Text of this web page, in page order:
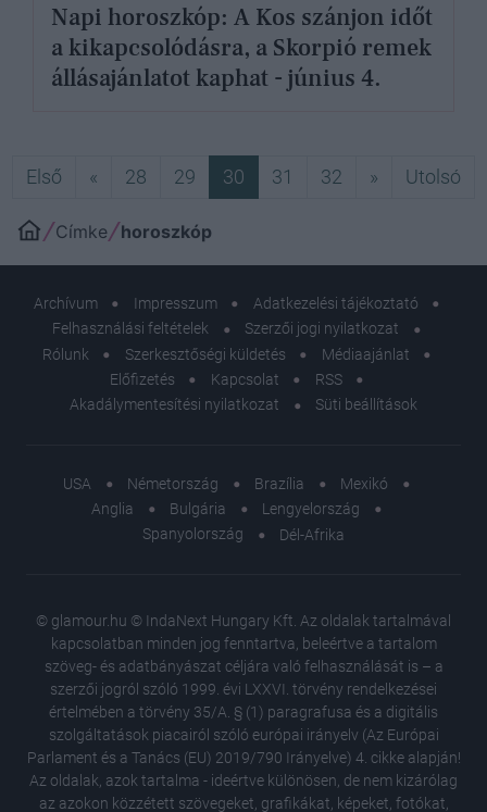
Napi horoszkóp: A Kos szánjon időt
a kikapcsolódásra, a Skorpió remek
állásajánlatot kaphat - június 4.
Első Első
« Előző
28 29 30 31 32 » Következő
Utolsó
Címke horoszkóp
Archívum Impresszum
Adatkezelési tájékoztató
Felhasználási feltételek
Szerzői jogi nyilatkozat
Rólunk
Szerkesztőségi küldetés
Médiaajánlat
Előfizetés
Kapcsolat
RSS
Akadálymentesítési nyilatkozat
Süti beállítások
USA Németország Brazília
Mexikó
Anglia
Bulgária
Lengyelország
Spanyolország
Dél-Afrika
© glamour.hu © IndaNext Hungary Kft. Az oldalak tartalmával
kapcsolatban minden jog fenntartva, beleértve a tartalom
szöveg- és adatbányászat céljára való felhasználását is – a
szerzői jogról szóló 1999. évi LXXVI. törvény rendelkezései
értelmében a törvény 35/A. § (1) paragrafusa és a digitális
szolgáltatások piacairól szóló európai irányelv (Az Európai
Parlament és a Tanács (EU) 2019/790 Irányelve) 4. cikke alapján!
Az oldalak, azok tartalma - ideértve különösen, de nem kizárólag
az azokon közzétett szövegeket, grafikákat, képeket, fotókat,